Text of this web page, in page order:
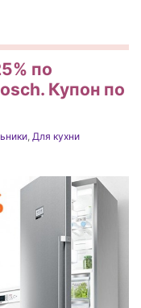
по
Купон по
, Для кухни